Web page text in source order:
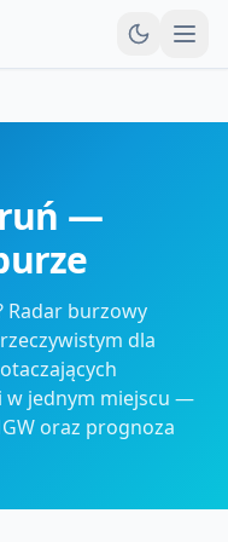
—
Radar burzowy
dla
w jednym miejscu —
oraz prognoza